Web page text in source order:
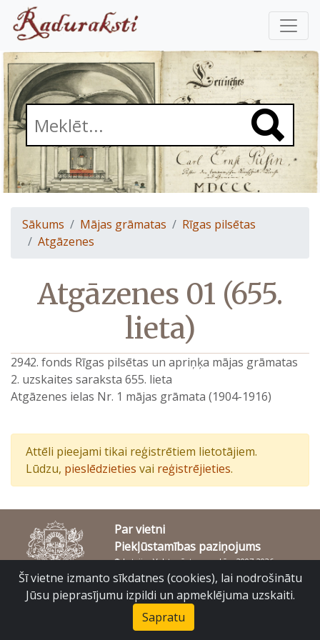
Sākums Mājas grāmatas
Rīgas pilsētas
Atgāzenes
Atgāzenes 01 (655.
lieta)
2942. fonds Rīgas pilsētas un apriņķa mājas grāmatas
2. uzskaites saraksta 655. lieta
Atgāzenes ielas Nr. 1 mājas grāmata (1904-1916)
Attēli pieejami tikai reģistrētiem lietotājiem.
Lūdzu, pieslēdzieties vai reģistrējieties.
Par vietni
Piekļūstamības paziņojums
© Latvijas Valsts vēstures arhīvs 2007-2026
Slokas iela 16, Rīga, LV – 1048
Šī vietne izmanto sīkdatnes (cookies), lai nodrošinātu
Jūsu pieprasījumu izpildi un apmeklējuma uzskaiti.
Sapratu